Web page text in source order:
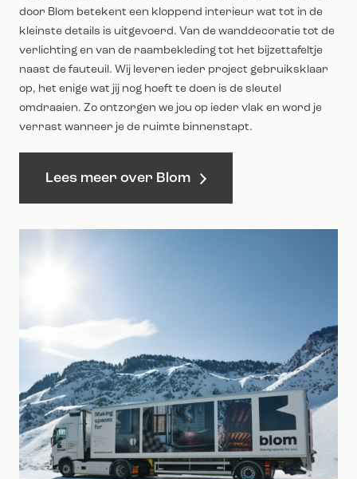
door Blom betekent een kloppend interieur wat tot in de
kleinste details is uitgevoerd. Van de wanddecoratie tot de
verlichting en van de raambekleding tot het bijzettafeltje
naast de fauteuil. Wij leveren ieder project gebruiksklaar
op, het enige wat jij nog hoeft te doen is de sleutel
omdraaien. Zo ontzorgen we jou op ieder vlak en word je
verrast wanneer je de ruimte binnenstapt.
Lees meer over Blom